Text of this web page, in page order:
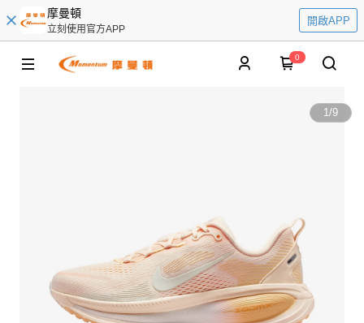
摩曼頓
立刻使用官方APP
開啟APP
0
1/9